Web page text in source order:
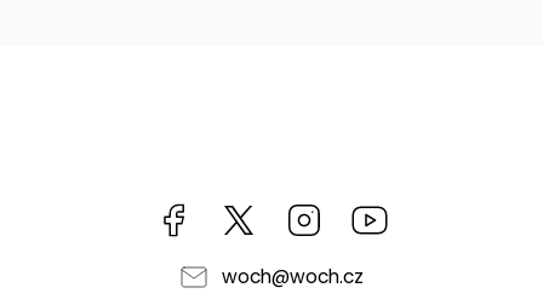
Facebook https://twitter.com/worldofchilli
Instagram
woch@woch.cz